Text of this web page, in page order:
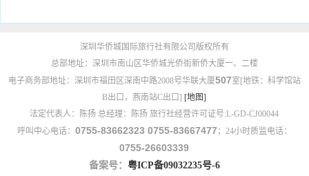
深圳华侨城国际旅行社有限公司版权所有
总部地址：深圳市南山区华侨城光侨街新侨大厦一、二楼
电子商务部地址：深圳市福田区深南中路2008号华联大厦507室[地铁：科学馆站
B出口，燕南站C出口] [地图]
法定代表人：陈扬 总经理：陈扬 旅行社经营许可证号:L-GD-CJ00044
呼叫中心电话： 0755-83662323 0755-83667477 ；24小时质监电话：
0755-26603339
备案号： 粤ICP备09032235号-6